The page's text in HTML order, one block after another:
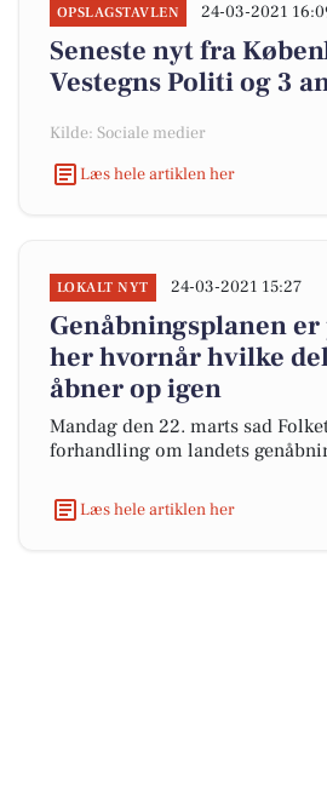
OPSLAGSTAVLEN 24-03-2021
Seneste nyt fra
Vestegns Politi og 3
Kilde: Sociale medier
Læs hele artiklen her
LOKALT NYT 24-03-2021 15:27
Genåbningsplanen er
her hvornår hvilke
åbner op igen
Mandag den 22. marts sad
forhandling om landets
Læs hele artiklen her